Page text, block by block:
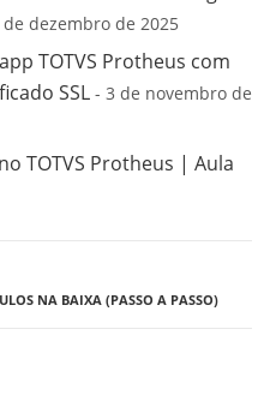
de dezembro de 2025
TOTVS Protheus com
SSL - 3 de novembro de
TOTVS Protheus | Aula
NA BAIXA (PASSO A PASSO)